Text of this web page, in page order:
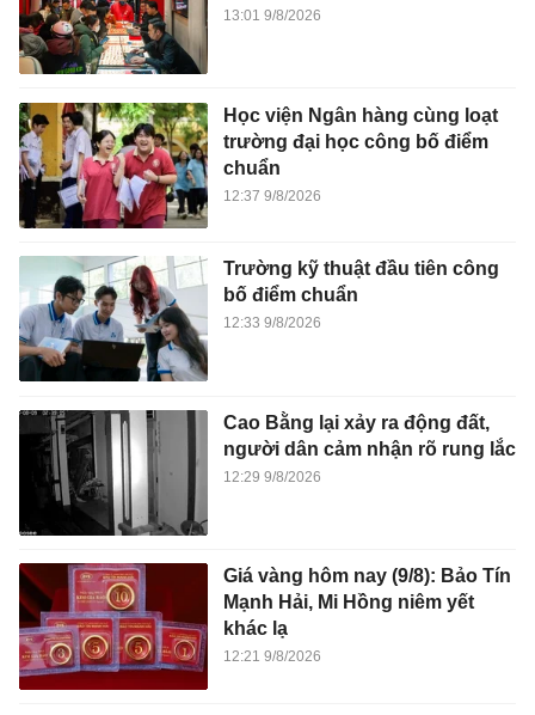
13:01 9/8/2026
Học viện Ngân hàng cùng loạt
trường đại học công bố điểm
chuẩn
12:37 9/8/2026
Trường kỹ thuật đầu tiên công
bố điểm chuẩn
12:33 9/8/2026
Cao Bằng lại xảy ra động đất,
người dân cảm nhận rõ rung lắc
12:29 9/8/2026
Giá vàng hôm nay (9/8): Bảo Tín
Mạnh Hải, Mi Hồng niêm yết
khác lạ
12:21 9/8/2026